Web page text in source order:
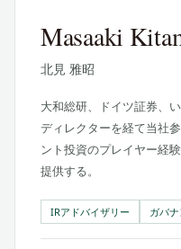
Masaaki
北見 雅昭
大和総研、ドイツ証券、
ディレクターを経て当社
ント投資のプレイヤー経
提供する。
IRアドバイザリー ガバ